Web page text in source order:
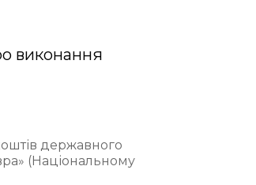
виконання
державного
(Національному